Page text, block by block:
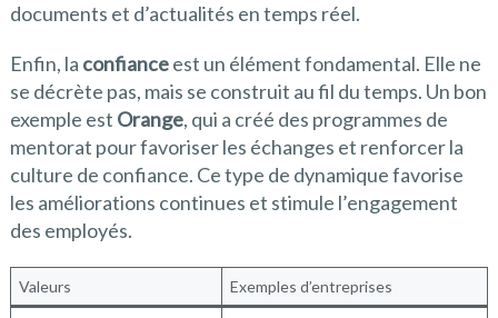
documents et d’actualités en temps réel.
Enfin, la confianceest un élément fondamental. Elle ne
se décrète pas, mais se construit au fil du temps. Un bon
exemple est Orange, qui a créé des programmes de
mentorat pour favoriser les échanges et renforcer la
culture de confiance. Ce type de dynamique favorise
les améliorations continues et stimule l’engagement
des employés.
Valeurs Exemples d’entreprises